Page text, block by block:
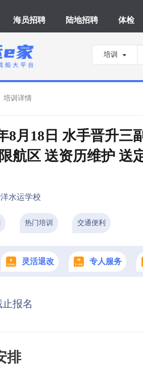
海员招聘 陆地招聘 体检
培训
培训详情
8月18日 水手晋升三
航区 送资历维护 送
水运学校
热门培训 交通便利
灵活退改 专人服务
止报名
排